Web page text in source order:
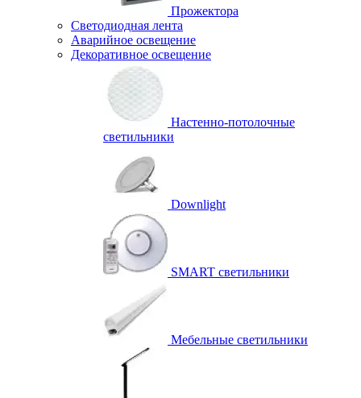
Прожектора
Светодиодная лента
Аварийное освещение
Декоративное освещение
Настенно-потолочные
светильники
Downlight
SMART светильники
Мебельные светильники